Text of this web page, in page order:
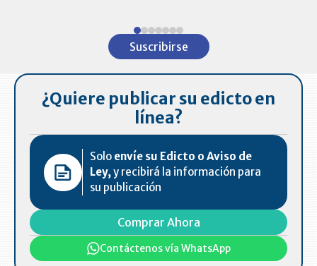
Suscribirse
¿Quiere publicar su edicto en
línea?
Solo envíe su Edicto o Aviso de
Ley,y recibirá la información para
su publicación
Comprar Ahora
Contáctenos vía WhatsApp